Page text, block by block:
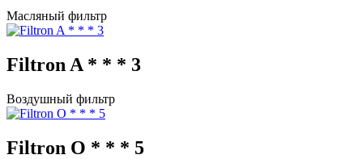
Масляный фильтр
Filtron A * * * 3
Воздушный фильтр
Filtron O * * * 5